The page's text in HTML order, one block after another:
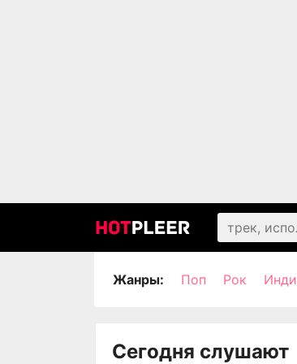
Жанры: Поп Рок Инди
Сегодня слушают